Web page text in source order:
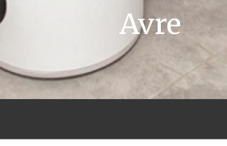
Avre